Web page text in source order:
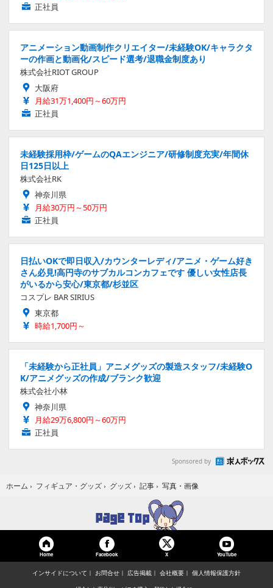
正社員
アニメーション動画制作クリエイター/未経験OK/キャラクタ
ーの作画と動画化/スピード選考/退職金制度あり
株式会社RIOT GROUP
大阪府
月給31万1,400円～60万円
正社員
未経験採用枠/ゲームのQAエンジニア/研修制度充実/年間休
日125日以上
株式会社RK
神奈川県
月給30万円～50万円
正社員
日払いOKで即日収入/カウンターレディ/アニメ・ゲーム好き
さん必見!高円寺のサブカルコンカフェです 優しい女性店長
がいるから安心/東京都/杉並区
コスプレ BAR SIRIUS
東京都
時給1,700円～
「未経験から正社員」アニメグッズの製造スタッフ/未経験O
K/アニメグッズの作成/ブランク歓迎
株式会社小林
神奈川県
月給29万6,800円～60万円
正社員
Sponsored by
ホーム › フィギュア・グッズ › グッズ › 記事 › 写真・画像
Home Facebook X YouTube
インサイドについて お問合せ 広告掲載 会社概要 個人情報保護方針